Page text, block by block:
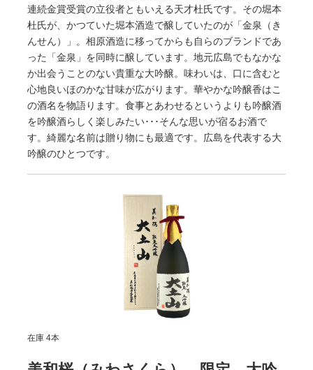
連続金賞受賞の立役者ともいえる天才杜氏です。その堀本
杜氏が、かつていた堀本酒造で醸していたのが「金泉（き
んせん）」。相原酒造に移ってからも自らのブランドであ
った「金泉」を同時に醸しています。地元広島でもなかな
か出会うことのない貴重な大吟醸。味わいは、口に含むと
心地良いほのかな甘味が広がります。華やかな吟醸香はこ
の酒名を物語ります。食事とあわせるというよりも吟醸酒
を吟醸酒らしく楽しみたい･･･そんな思いが宿るお酒で
す。綺麗な名前は贈り物にも最適です。広島を代表する大
吟醸のひとつです。
在庫 4本